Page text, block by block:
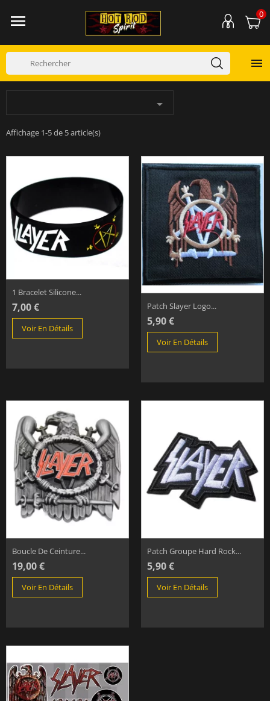
 0


Affichage 1-5 de 5 article(s)
1 Bracelet Silicone...
7,00 €
Voir En Détails
Patch Slayer Logo...
5,90 €
Voir En Détails
Boucle De Ceinture...
19,00 €
Voir En Détails
Patch Groupe Hard Rock...
5,90 €
Voir En Détails